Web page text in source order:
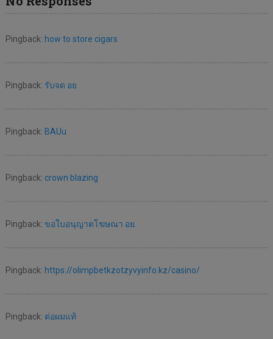
Pingback: how to store cigars
Pingback: รับจด อย
Pingback: BAUu
Pingback: crown blazing
Pingback: ขอใบอนุญาตโฆษณา อย.
Pingback: https://olimpbetkzotzyvyinfo.kz/casino/
Pingback: ต่อผมแท้